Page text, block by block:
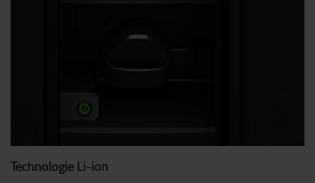
Technologie Li-ion